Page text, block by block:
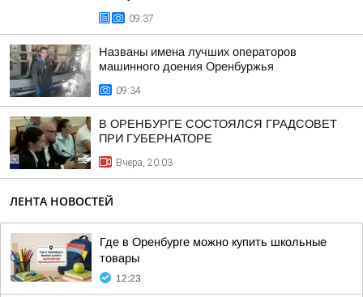
09:37
Названы имена лучших операторов
машинного доения Оренбуржья
09:34
В ОРЕНБУРГЕ СОСТОЯЛСЯ ГРАДСОВЕТ
ПРИ ГУБЕРНАТОРЕ
Вчера, 20:03
ЛЕНТА НОВОСТЕЙ
Где в Оренбурге можно купить школьные
товары
12:23